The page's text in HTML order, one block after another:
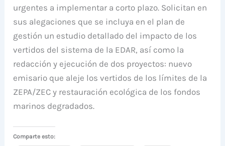
urgentes a implementar a corto plazo. Solicitan en
sus alegaciones que se incluya en el plan de
gestión un estudio detallado del impacto de los
vertidos del sistema de la EDAR, así como la
redacción y ejecución de dos proyectos: nuevo
emisario que aleje los vertidos de los límites de la
ZEPA/ZEC y restauración ecológica de los fondos
marinos degradados.
Comparte esto: